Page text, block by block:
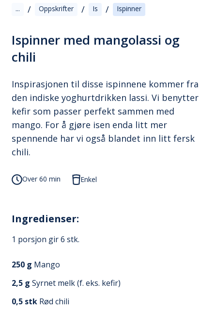
... / Oppskrifter / Is / Ispinner
Ispinner med mangolassi og
chili
Inspirasjonen til disse ispinnene kommer fra
den indiske yoghurtdrikken lassi. Vi benytter
kefir som passer perfekt sammen med
mango. For å gjøre isen enda litt mer
spennende har vi også blandet inn litt fersk
chili.
Over 60 min Enkel
Ingredienser:
1 porsjon gir6 stk.
250 g Mango
2,5 g Syrnet melk (f. eks. kefir)
0,5 stk Rød chili